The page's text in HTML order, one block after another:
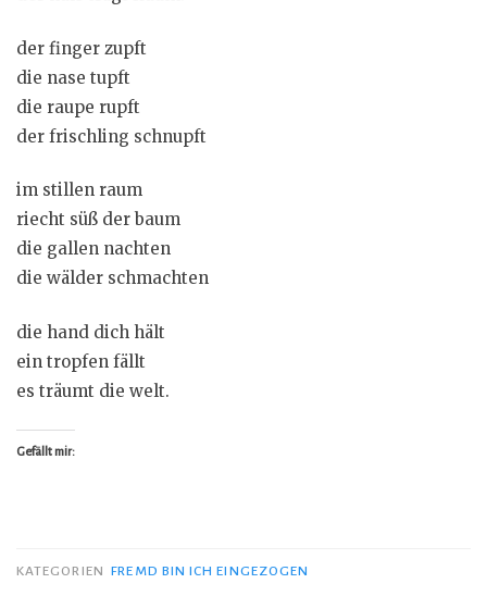
der finger zupft
die nase tupft
die raupe rupft
der frischling schnupft
im stillen raum
riecht süß der baum
die gallen nachten
die wälder schmachten
die hand dich hält
ein tropfen fällt
es träumt die welt.
Gefällt mir:
KATEGORIEN FREMD BIN ICH EINGEZOGEN